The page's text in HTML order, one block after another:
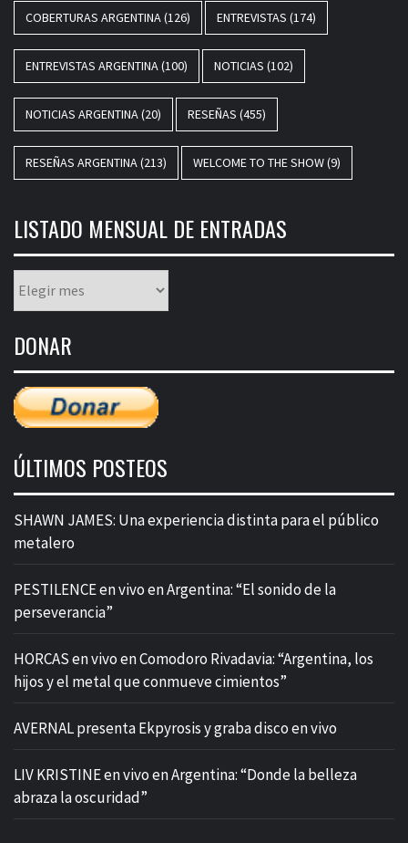
COBERTURAS ARGENTINA (126) ENTREVISTAS (174)
ENTREVISTAS ARGENTINA (100) NOTICIAS (102)
NOTICIAS ARGENTINA (20) RESEÑAS (455)
RESEÑAS ARGENTINA (213) WELCOME TO THE SHOW(9)
LISTADO MENSUAL DE ENTRADAS
mensual
entradas
DONAR
ÚLTIMOS POSTEOS
SHAWN JAMES: Una experiencia distinta para el público
metalero
PESTILENCE en vivo en Argentina: “El sonido de la
perseverancia”
HORCAS en vivo en Comodoro Rivadavia: “Argentina, los
hijos y el metal que conmueve cimientos”
AVERNAL presenta Ekpyrosis y graba disco en vivo
LIV KRISTINE en vivo en Argentina: “Donde la belleza
abraza la oscuridad”